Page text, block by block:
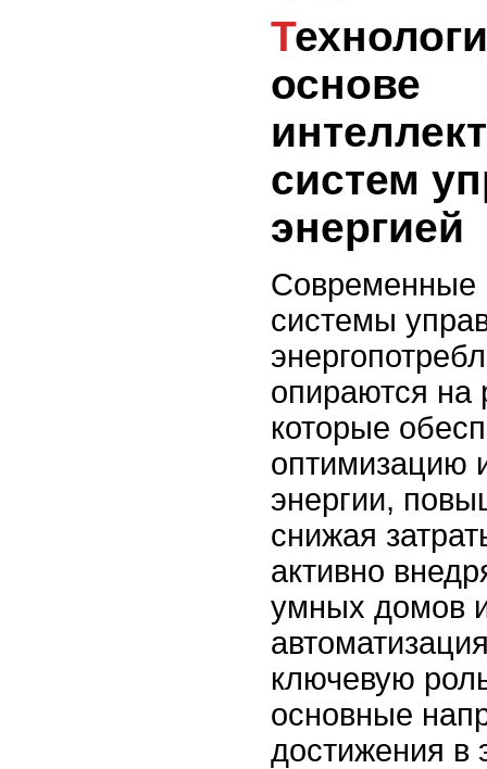
Технологии, лежащие в
основе
систем
энергией
Современные
системы
опираются на
которые
оптимизацию
энергии,
снижая
активно
умных домов
ключевую
основные
достижения в